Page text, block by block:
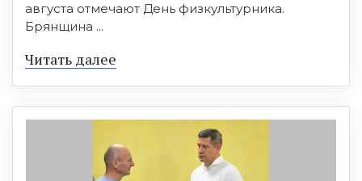
августа отмечают День физкультурника.
Брянщина ...
Читать далее